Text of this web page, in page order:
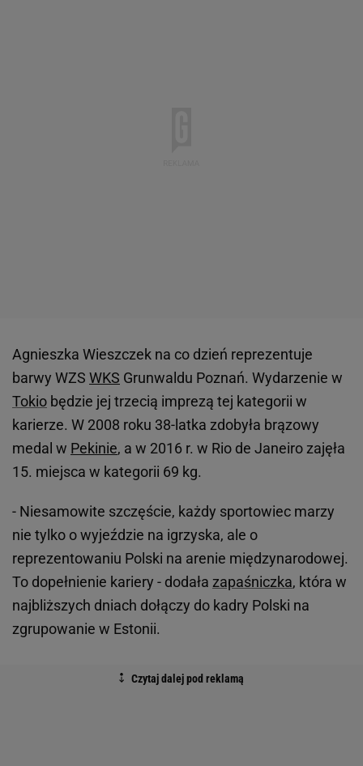
Agnieszka Wieszczek na co dzień reprezentuje
barwy WZS WKS Grunwaldu Poznań. Wydarzenie w
Tokio będzie jej trzecią imprezą tej kategorii w
karierze. W 2008 roku 38-latka zdobyła brązowy
medal w Pekinie, a w 2016 r. w Rio de Janeiro zajęła
15. miejsca w kategorii 69 kg.
- Niesamowite szczęście, każdy sportowiec marzy
nie tylko o wyjeździe na igrzyska, ale o
reprezentowaniu Polski na arenie międzynarodowej.
To dopełnienie kariery - dodała zapaśniczka, która w
najbliższych dniach dołączy do kadry Polski na
zgrupowanie w Estonii.